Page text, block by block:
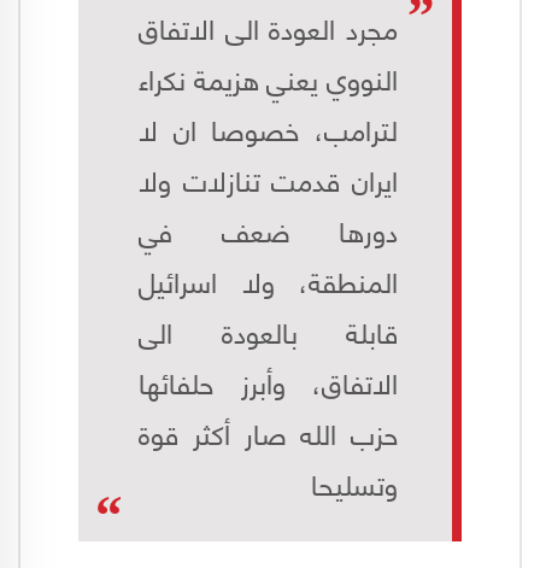
مجرد العودة الى الاتفاق
النووي يعني هزيمة نكراء
لترامب، خصوصا ان لا
ايران قدمت تنازلات ولا
دورها ضعف في
المنطقة، ولا اسرائيل
قابلة بالعودة الى
الاتفاق، وأبرز حلفائها
حزب الله صار أكثر قوة
وتسليحا